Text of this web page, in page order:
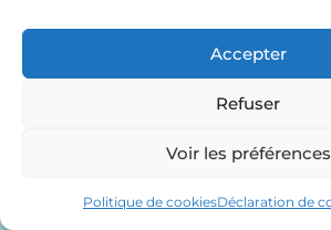
Accepter
Refuser
Voir les préférences
Politique de cookiesDéclaration de